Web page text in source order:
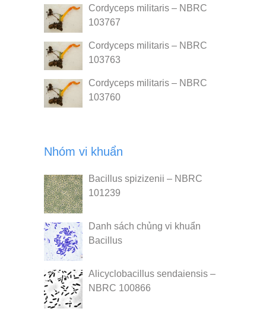
Cordyceps militaris – NBRC
103767
Cordyceps militaris – NBRC
103763
Cordyceps militaris – NBRC
103760
Nhóm vi khuẩn
Bacillus spizizenii – NBRC
101239
Danh sách chủng vi khuẩn
Bacillus
Alicyclobacillus sendaiensis –
NBRC 100866